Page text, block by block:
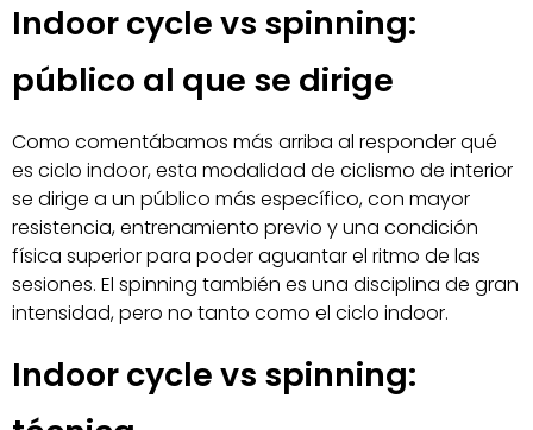
Indoor cycle vs spinning:
público al que se dirige
Como comentábamos más arriba al responder qué
es ciclo indoor, esta modalidad de ciclismo de interior
se dirige a un público más específico, con mayor
resistencia, entrenamiento previo y una condición
física superior para poder aguantar el ritmo de las
sesiones. El spinning también es una disciplina de gran
intensidad, pero no tanto como el ciclo indoor.
Indoor cycle vs spinning: